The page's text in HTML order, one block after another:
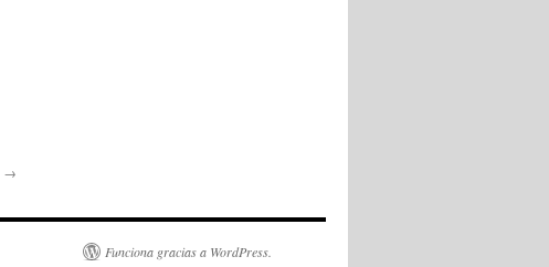
→
Funciona gracias a WordPress.